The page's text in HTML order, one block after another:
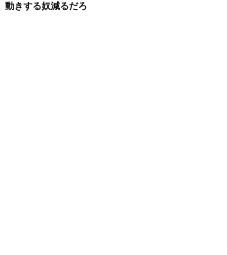
動きする奴減るだろ